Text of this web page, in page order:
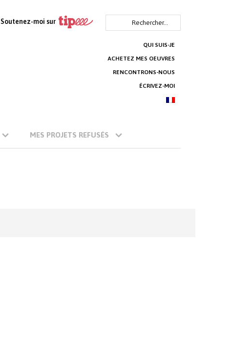
Soutenez-moi sur Rechercher :
QUI SUIS-JE
ACHETEZ MES OEUVRES
RENCONTRONS-NOUS
ÉCRIVEZ-MOI
MES PROJETS REFUSÉS